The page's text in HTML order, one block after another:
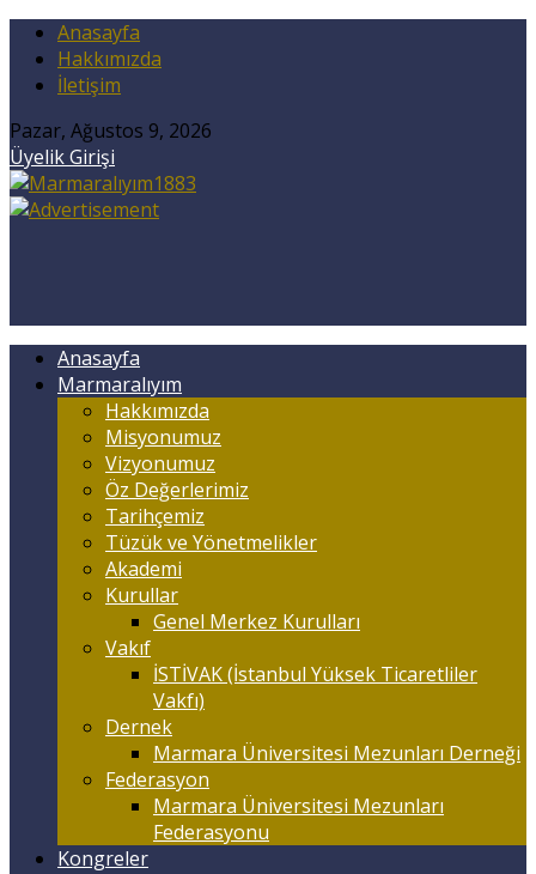
Anasayfa
Hakkımızda
İletişim
Pazar, Ağustos 9, 2026
Üyelik Girişi
Anasayfa
Marmaralıyım
Hakkımızda
Misyonumuz
Vizyonumuz
Öz Değerlerimiz
Tarihçemiz
Tüzük ve Yönetmelikler
Akademi
Kurullar
Genel Merkez Kurulları
Vakıf
İSTİVAK (İstanbul Yüksek Ticaretliler
Vakfı)
Dernek
Marmara Üniversitesi Mezunları Derneği
Federasyon
Marmara Üniversitesi Mezunları
Federasyonu
Kongreler